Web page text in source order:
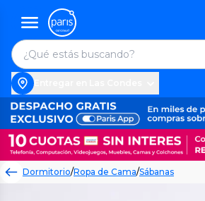
Dormitorio/Ropa de Cama/Sábanas